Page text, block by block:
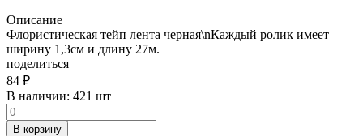
Описание
Флористическая тейп лента черная\nКаждый ролик имеет
ширину 1,3см и длину 27м.
поделиться
84 ₽
В наличии: 421 шт
В корзину